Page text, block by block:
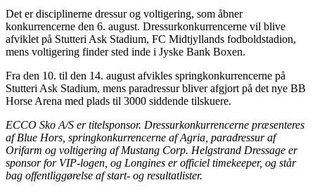
Det er disciplinerne dressur og voltigering, som åbner
konkurrencerne den 6. august. Dressurkonkurrencerne vil blive
afviklet på Stutteri Ask Stadium, FC Midtjyllands fodboldstadion,
mens voltigering finder sted inde i Jyske Bank Boxen.
Fra den 10. til den 14. august afvikles springkonkurrencerne på
Stutteri Ask Stadium, mens paradressur bliver afgjort på det nye BB
Horse Arena med plads til 3000 siddende tilskuere.
ECCO Sko A/S er titelsponsor. Dressurkonkurrencerne præsenteres
af Blue Hors, springkonkurrencerne af Agria, paradressur af
Orifarm og voltigering af Mustang Corp. Helgstrand Dressage er
sponsor for VIP-logen, og Longines er officiel timekeeper, og står
bag offentliggørelse af start- og resultatlister.